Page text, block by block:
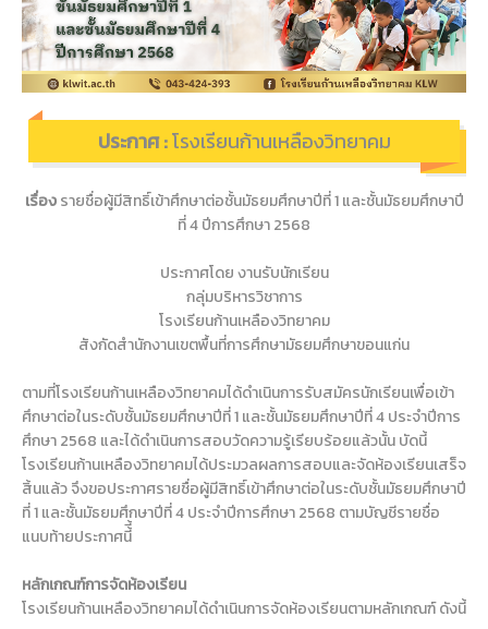
ประกาศ :โรงเรียนก้านเหลืองวิทยาคม
เรื่องรายชื่อผู้มีสิทธิ์เข้าศึกษาต่อชั้นมัธยมศึกษาปีที่ 1 และชั้นมัธยมศึกษาปี
ที่ 4 ปีการศึกษา 2568
ประกาศโดย งานรับนักเรียน
กลุ่มบริหารวิชาการ
โรงเรียนก้านเหลืองวิทยาคม
สังกัดสำนักงานเขตพื้นที่การศึกษามัธยมศึกษาขอนแก่น
ตามที่โรงเรียนก้านเหลืองวิทยาคมได้ดำเนินการรับสมัครนักเรียนเพื่อเข้า
ศึกษาต่อในระดับชั้นมัธยมศึกษาปีที่ 1 และชั้นมัธยมศึกษาปีที่ 4 ประจำปีการ
ศึกษา 2568 และได้ดำเนินการสอบวัดความรู้เรียบร้อยแล้วนั้น บัดนี้
โรงเรียนก้านเหลืองวิทยาคมได้ประมวลผลการสอบและจัดห้องเรียนเสร็จ
สิ้นแล้ว จึงขอประกาศรายชื่อผู้มีสิทธิ์เข้าศึกษาต่อในระดับชั้นมัธยมศึกษาปี
ที่ 1 และชั้นมัธยมศึกษาปีที่ 4 ประจำปีการศึกษา 2568 ตามบัญชีรายชื่อ
แนบท้ายประกาศนี้ี้
หลักเกณฑ์การจัดห้องเรียน
โรงเรียนก้านเหลืองวิทยาคมได้ดำเนินการจัดห้องเรียนตามหลักเกณฑ์ ดังนี้